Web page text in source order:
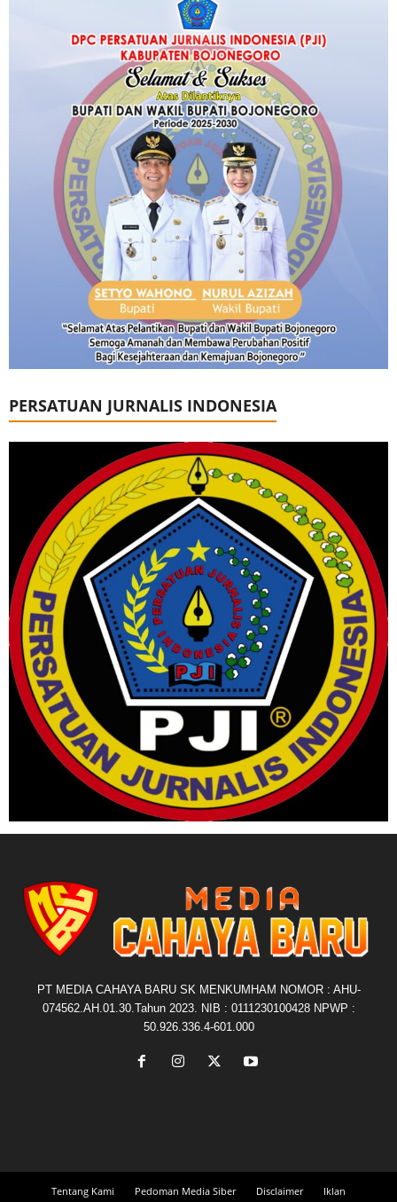
PERSATUAN JURNALIS INDONESIA
PT MEDIA CAHAYA BARU SK MENKUMHAM NOMOR : AHU-
074562.AH.01.30.Tahun 2023. NIB : 0111230100428 NPWP :
50.926.336.4-601.000
Tentang Kami Pedoman Media Siber Disclaimer Iklan